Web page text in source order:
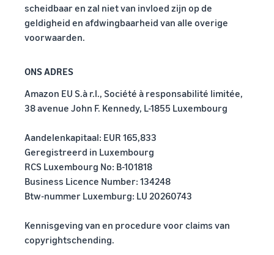
scheidbaar en zal niet van invloed zijn op de
geldigheid en afdwingbaarheid van alle overige
voorwaarden.
ONS ADRES
Amazon EU S.à r.l., Société à responsabilité limitée,
38 avenue John F. Kennedy, L-1855 Luxembourg
Aandelenkapitaal: EUR 165,833
Geregistreerd in Luxembourg
RCS Luxembourg No: B-101818
Business Licence Number: 134248
Btw-nummer Luxemburg: LU 20260743
Kennisgeving van en procedure voor claims van
copyrightschending.